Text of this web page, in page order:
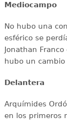
Mediocampo
No hubo una
esférico se
Jonathan
hubo un
Delantera
Arquímides
en los primeros